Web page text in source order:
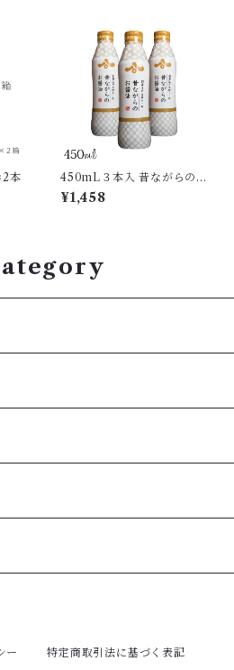
本
450mL３本入 昔ながらのお
醤油 密封ボトル
¥1,458
ー 特定商取引法に基づく表記